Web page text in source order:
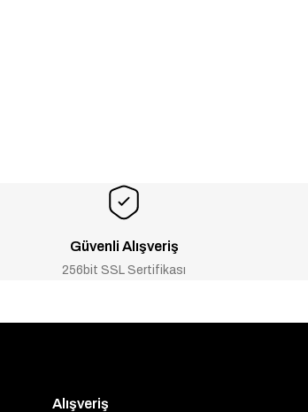
Güvenli Alışveriş
256bit SSL Sertifikası
Alışveriş